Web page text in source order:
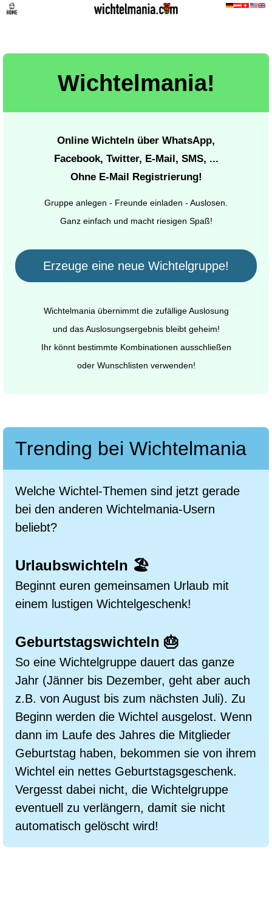
Wichtelmania!
Online Wichteln über WhatsApp,
Facebook, Twitter, E-Mail, SMS, ...
Ohne E-Mail Registrierung!
Gruppe anlegen - Freunde einladen - Auslosen.
Ganz einfach und macht riesigen Spaß!
Erzeuge eine neue Wichtelgruppe!
Wichtelmania übernimmt die zufällige Auslosung
und das Auslosungsergebnis bleibt geheim!
Ihr könnt bestimmte Kombinationen ausschließen
oder Wunschlisten verwenden!
Trending bei Wichtelmania
Welche Wichtel-Themen sind jetzt gerade
bei den anderen Wichtelmania-Usern
beliebt?
Urlaubswichteln 🏖️
Beginnt euren gemeinsamen Urlaub mit
einem lustigen Wichtelgeschenk!
Geburtstagswichteln 🎂
So eine Wichtelgruppe dauert das ganze
Jahr (Jänner bis Dezember, geht aber auch
z.B. von August bis zum nächsten Juli). Zu
Beginn werden die Wichtel ausgelost. Wenn
dann im Laufe des Jahres die Mitglieder
Geburtstag haben, bekommen sie von ihrem
Wichtel ein nettes Geburtstagsgeschenk.
Vergesst dabei nicht, die Wichtelgruppe
eventuell zu verlängern, damit sie nicht
automatisch gelöscht wird!